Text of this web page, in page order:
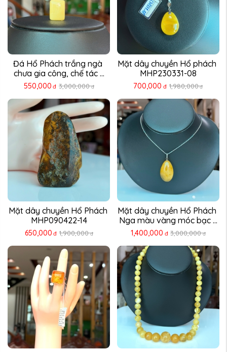
Đá Hổ Phách trắng ngà
chưa gia công, chế tác ...
550,000 đ 3,000,000 đ
Mặt dây chuyền Hổ phách
MHP230331-08
700,000 đ 1,980,000 đ
Mặt dây chuyền Hổ Phách
MHP090422-14
650,000 đ 1,900,000 đ
Mặt dây chuyền Hổ Phách
Nga màu vàng móc bạc ...
1,400,000 đ 3,000,000 đ